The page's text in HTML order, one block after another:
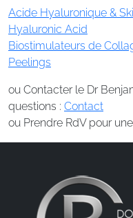
Acide Hyaluronique &
Hyaluronic Acid
Biostimulateurs de
Peelings
ou Contacter le Dr
questions : Contact
ou Prendre RdV pour